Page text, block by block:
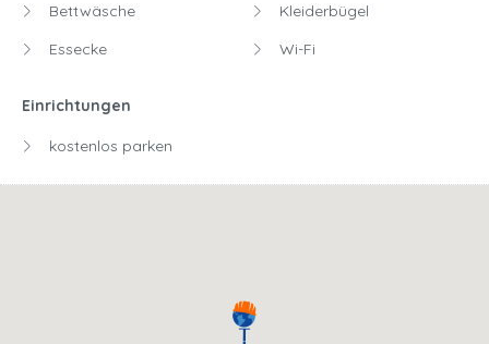
Bettwäsche
Essecke
Kleiderbügel
Wi-Fi
Einrichtungen
kostenlos parken